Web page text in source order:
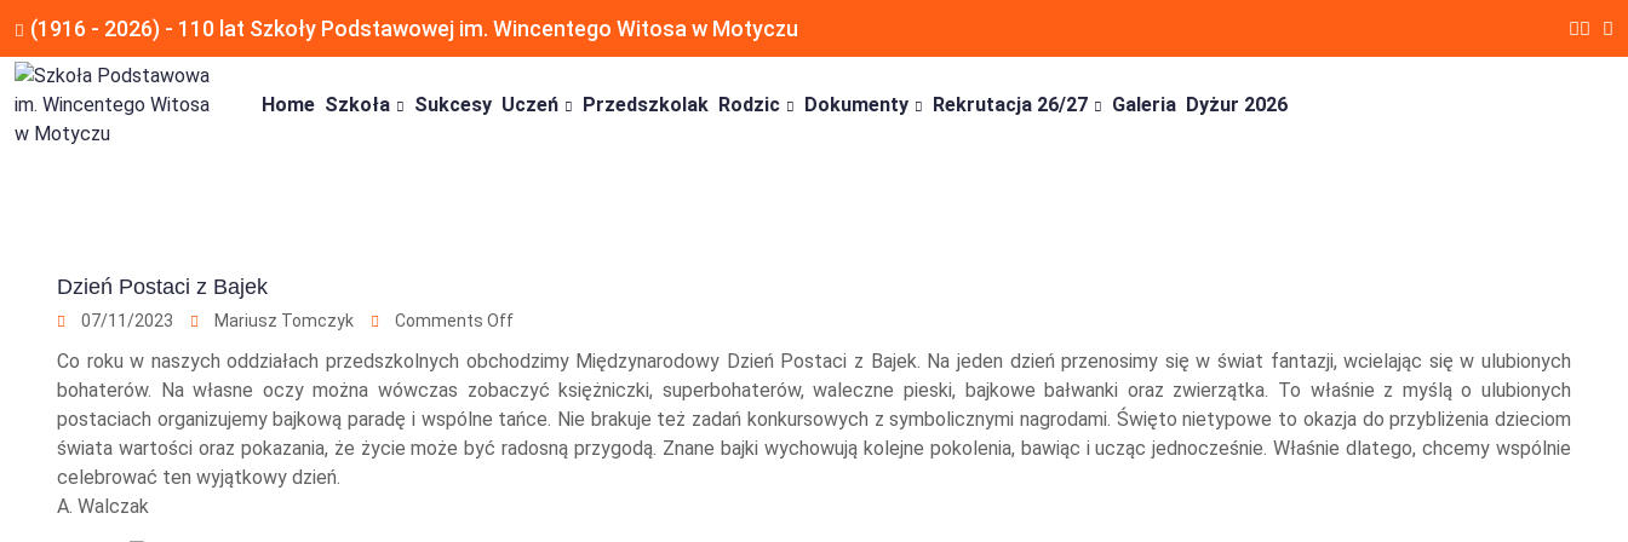
(1916 - 2026) - 110 lat Szkoły Podstawowej im. Wincentego Witosa w Motyczu
Home Szkoła Sukcesy Uczeń Przedszkolak Rodzic Dokumenty Rekrutacja 26/27 Galeria Dyżur 2026
Dzień Postaci z Bajek
07/11/2023 Mariusz Tomczyk Comments Off
Co roku w naszych oddziałach przedszkolnych obchodzimy Międzynarodowy Dzień Postaci z Bajek. Na jeden dzień przenosimy się w świat fantazji, wcielając się w ulubionych
bohaterów. Na własne oczy można wówczas zobaczyć księżniczki, superbohaterów, waleczne pieski, bajkowe bałwanki oraz zwierzątka. To właśnie z myślą o ulubionych
postaciach organizujemy bajkową paradę i wspólne tańce. Nie brakuje też zadań konkursowych z symbolicznymi nagrodami. Święto nietypowe to okazja do przybliżenia dzieciom
świata wartości oraz pokazania, że życie może być radosną przygodą. Znane bajki wychowują kolejne pokolenia, bawiąc i ucząc jednocześnie. Właśnie dlatego, chcemy wspólnie
celebrować ten wyjątkowy dzień.
A. Walczak